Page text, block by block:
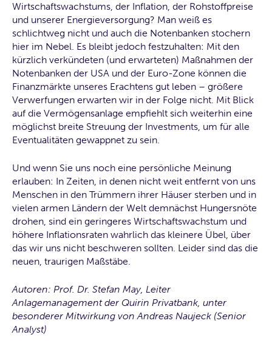
Wirtschaftswachstums, der Inflation, der Rohstoffpreise
und unserer Energieversorgung? Man weiß es
schlichtweg nicht und auch die Notenbanken stochern
hier im Nebel. Es bleibt jedoch festzuhalten: Mit den
kürzlich verkündeten (und erwarteten) Maßnahmen der
Notenbanken der USA und der Euro-Zone können die
Finanzmärkte unseres Erachtens gut leben – größere
Verwerfungen erwarten wir in der Folge nicht. Mit Blick
auf die Vermögensanlage empfiehlt sich weiterhin eine
möglichst breite Streuung der Investments, um für alle
Eventualitäten gewappnet zu sein.
Und wenn Sie uns noch eine persönliche Meinung
erlauben: In Zeiten, in denen nicht weit entfernt von uns
Menschen in den Trümmern ihrer Häuser sterben und in
vielen armen Ländern der Welt demnächst Hungersnöte
drohen, sind ein geringeres Wirtschaftswachstum und
höhere Inflationsraten wahrlich das kleinere Übel, über
das wir uns nicht beschweren sollten. Leider sind das die
neuen, traurigen Maßstäbe.
Autoren: Prof. Dr. Stefan May, Leiter
Anlagemanagement der Quirin Privatbank, unter
besonderer Mitwirkung von Andreas Naujeck (Senior
Analyst)